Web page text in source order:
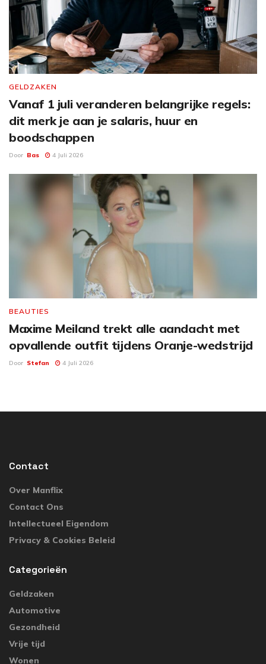
GELDZAKEN
Vanaf 1 juli veranderen belangrijke regels:
dit merk je aan je salaris, huur en
boodschappen
Door Bas 4 Juli 2026
BEAUTIES
Maxime Meiland trekt alle aandacht met
opvallende outfit tijdens Oranje-wedstrijd
Door Stefan 4 Juli 2026
Contact
Over Manflix
Contact Ons
Intellectueel Eigendom
Privacy & Cookies Beleid
Categorieën
Geldzaken
Automotive
Gezondheid
Vrije tijd
Wonen